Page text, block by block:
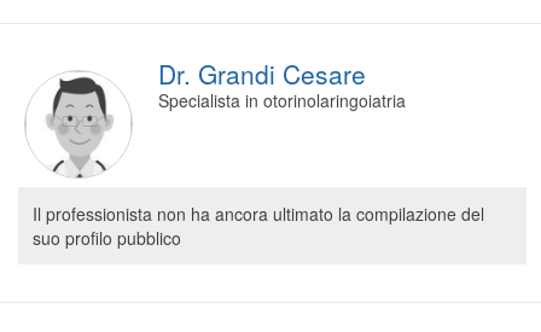
Dr. Grandi Cesare
Specialista in otorinolaringoiatria
Il professionista non ha ancora ultimato la compilazione del
suo profilo pubblico